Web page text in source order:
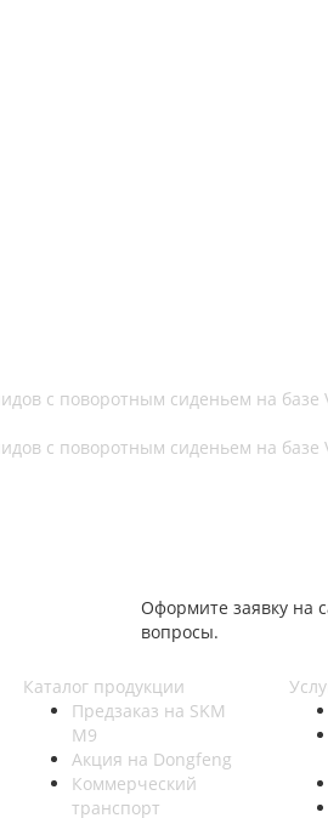
Оформите заявку на
вопросы.
Каталог продукции
Предзаказ на SKM
M9
Акция на Dongfeng
Коммерческий
транспорт